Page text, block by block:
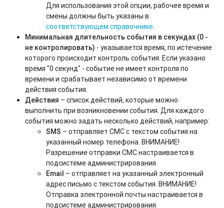
Для использования этой опции, рабочее время и
смены должны быть указаны в
соответствующем справочнике.
Минимальная длительность события в секундах (0 -
не контролировать) - указывается время, по истечение
которого происходит контроль события. Если указано
время "0 секунд" - событие не имеет контроля по
времени и срабатывает независимо от времени
действия события.
Действия – список действий, которые можно
выполнить при возникновении события. Для каждого
события можно задать несколько действий, например:
SMS – отправляет СМС с текстом события на
указанный номер телефона. ВНИМАНИЕ!
Разрешение отправки СМС настраивается в
подсистеме администрирования.
Email – отправляет на указанный электронный
адрес письмо с текстом события. ВНИМАНИЕ!
Отправка электронной почты настраивается в
подсистеме администрирования.